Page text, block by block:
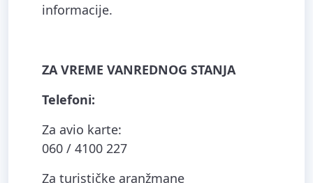
informacije.
ZA VREME VANREDNOG STANJA
Telefoni:
Za avio karte:
060 / 4100 227
Za turističke aranžmane